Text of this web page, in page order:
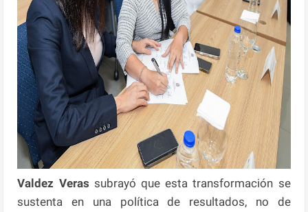
Valdez Veras subrayó que esta transformación se
sustenta en una política de resultados, no de